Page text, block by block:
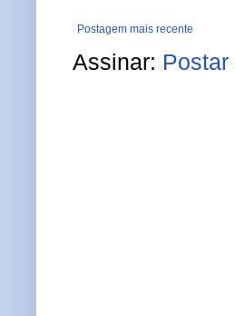
Postagem mais recente
Assinar: